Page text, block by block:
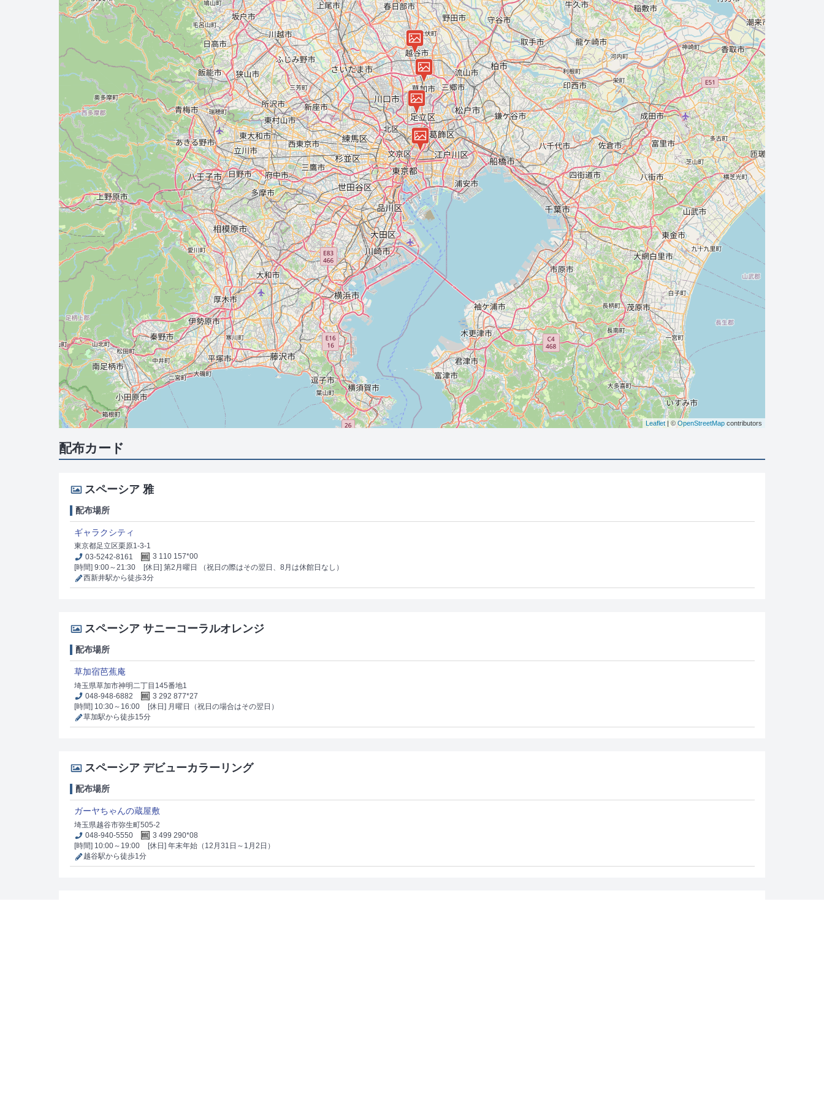
Leaflet | ©OpenStreetMap contributors
配布カード
スペーシア 雅
配布場所
ギャラクシティ
東京都足立区栗原1-3-1
03-5242-8161
3 110 157*00
[時間] 9:00～21:30
[休日] 第2月曜日 （祝日の際はその翌日、8月は休館日なし）
西新井駅から徒歩3分
スペーシア サニーコーラルオレンジ
配布場所
草加宿芭蕉庵
埼玉県草加市神明二丁目145番地1
048-948-6882
3 292 877*27
[時間] 10:30～16:00
[休日] 月曜日（祝日の場合はその翌日）
草加駅から徒歩15分
スペーシア デビューカラーリング
配布場所
ガーヤちゃんの蔵屋敷
埼玉県越谷市弥生町505-2
048-940-5550
3 499 290*08
[時間] 10:00～19:00
[休日] 年末年始（12月31日～1月2日）
越谷駅から徒歩1分